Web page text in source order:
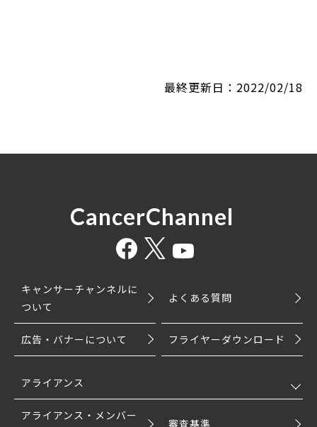
最終更新日：2022/02/18
CancerChannel
キャンサーチャンネルに
ついて
よくある質問
広告・バナーについて フライヤーダウンロード
アライアンス
アライアンス・メンバー
審査基準